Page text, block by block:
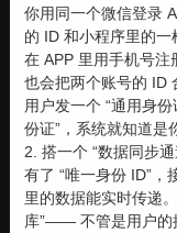
你用同一个微信登录
的 ID 和小程序里的
在 APP 里用手机号
也会把两个账号的 ID
用户发一个 “通用身
份证”，系统就知道是
2. 搭一个 “数据同步
有了 “唯一身份 ID”，
里的数据能实时传递
库”—— 不管是用户的